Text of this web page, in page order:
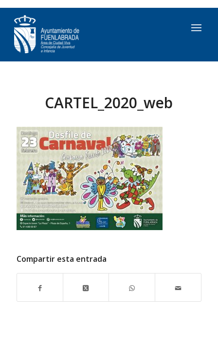
CARTEL_2020_web
Compartir esta entrada